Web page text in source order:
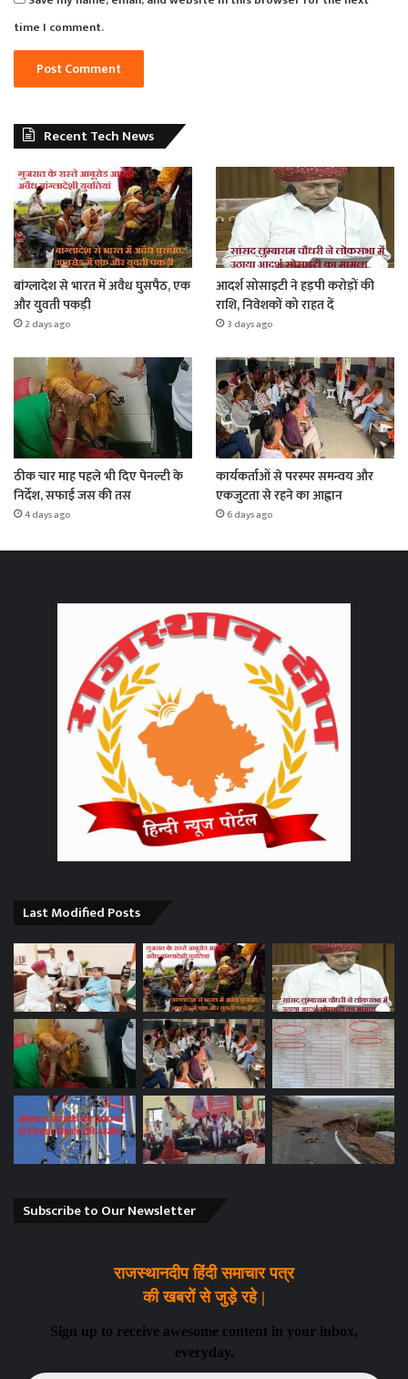
time I comment.
Recent Tech News
बांग्लादेश से भारत में अवैध घुसपैठ, एक
और युवती पकड़ी
2 days ago
आदर्श सोसाइटी ने हड़पी करोड़ों की
राशि, निवेशकों को राहत दें
3 days ago
ठीक चार माह पहले भी दिए पेनल्टी के
निर्देश, सफाई जस की तस
4 days ago
कार्यकर्ताओं से परस्पर समन्वय और
एकजुटता से रहने का आह्वान
6 days ago
Last Modified Posts
Subscribe to Our Newsletter
राजस्थानदीप हिंदी समाचार पत्र
की खबरों से जुड़े रहे |
Sign up to receive awesome content in your inbox,
everyday.